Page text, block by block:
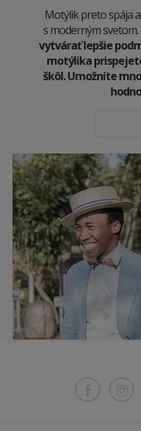
Motýlik preto spája
s moderným svetom.
vytvárať lepšie
motýlika
škôl. Umožníte